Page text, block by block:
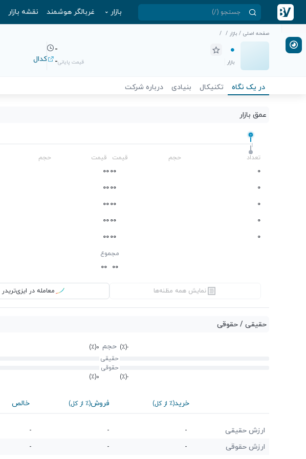
بازار غربالگر هوشمند نقشه بازار
صفحه اصلی / بازار /
/
-
بازار قیمت پایانی- کدال
در یک نگاه تکنیکال بنیادی درباره شرکت
عمق بازار
-
تعداد حجم قیمت قیمت حجم
0
0
0
0
0
0
0
0
0
0
0
0
0
0
0
0
0
0
0
0
0
0
0
0
0
مجموع
0
0
0
0
نمایش همه مظنه‌ها معامله در ایزی‌تریدر
حقیقی / حقوقی
-(٪) حجم 0(٪)
حقیقی
حقوقی
-(٪) 0(٪)
خرید(٪ از کل) فروش(٪ از کل) خالص
ارزش حقیقی -
-
-
ارزش حقوقی
-
-
-